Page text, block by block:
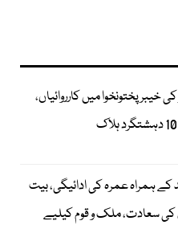
خیبر پختونخوا میں کارروائیاں،
کے ہمراہ عمرہ کی ادائیگی، بیت
کی سعادت، ملک و قوم کیلیے